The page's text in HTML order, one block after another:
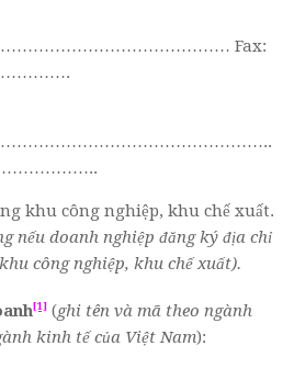
Fax:
khu công nghiệp, khu chế xuất.
nếu doanh nghiệp đăng ký địa chỉ
công nghiệp, khu chế xuất).
[1] (ghi tên và mã theo ngành
kinh tế của Việt Nam):